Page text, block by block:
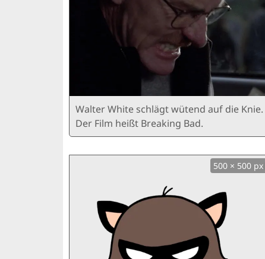
Walter White schlägt wütend auf die Knie.
Der Film heißt Breaking Bad.
500 × 500 px